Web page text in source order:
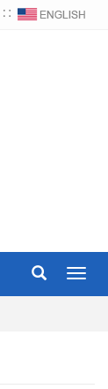
∷